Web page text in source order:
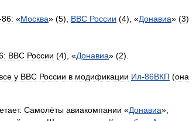
86: «Москва» (5), ВВС России (4), «Донавиа» (3)
ВВС России (4), «Донавиа» (2).
все у ВВС России в модификации Ил-86ВКП (она
. Самолёты авиакомпании «Донавиа»,